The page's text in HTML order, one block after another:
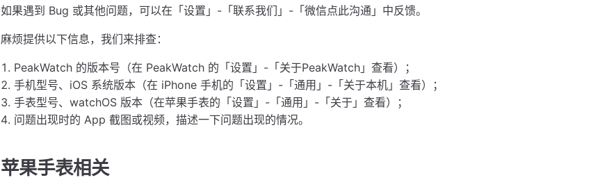
如果遇到 Bug 或其他问题，可以在「设置」-「联系我们」-「微信点此沟通」中反馈。
麻烦提供以下信息，我们来排查：
PeakWatch 的版本号（在 PeakWatch 的「设置」-「关于PeakWatch」查看）；
手机型号、iOS 系统版本（在 iPhone 手机的「设置」-「通用」-「关于本机」查看）；
手表型号、watchOS 版本（在苹果手表的「设置」-「通用」-「关于」查看）；
问题出现时的 App 截图或视频，描述一下问题出现的情况。
苹果手表相关